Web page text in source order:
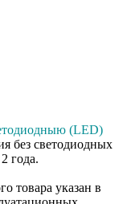
(LED)
без светодиодных
года.
товара указан в